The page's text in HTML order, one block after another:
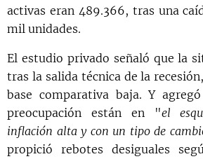
activas eran 489.366, tras una
mil unidades.
El estudio privado señaló que la
tras la salida técnica de la
base comparativa baja. Y
preocupación están en "el
inflación alta y con un tipo de
propició rebotes desiguales